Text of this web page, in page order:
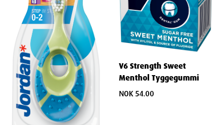
V6 Strength Sweet
Menthol Tyggegummi
NOK 54.00